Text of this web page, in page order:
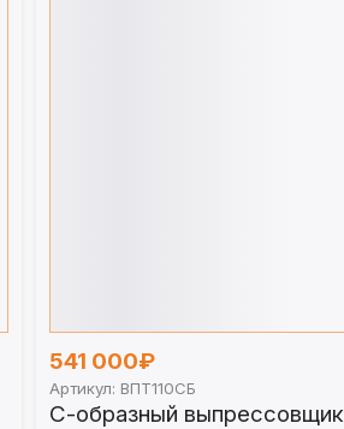
541 000₽
Артикул: ВПТ110СБ
С-образный выпрессовщик